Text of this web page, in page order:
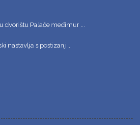
dvorištu Palače međimur ...
nastavlja s postizanj ...